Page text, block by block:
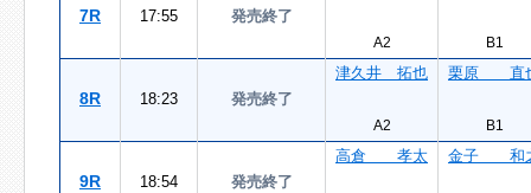
7R 17:55 発売終了
A2 B1
8R 18:23 発売終了
津久井 拓也
A2
栗原 直
B1
9R 18:54 発売終了
高倉 孝太 金子 和